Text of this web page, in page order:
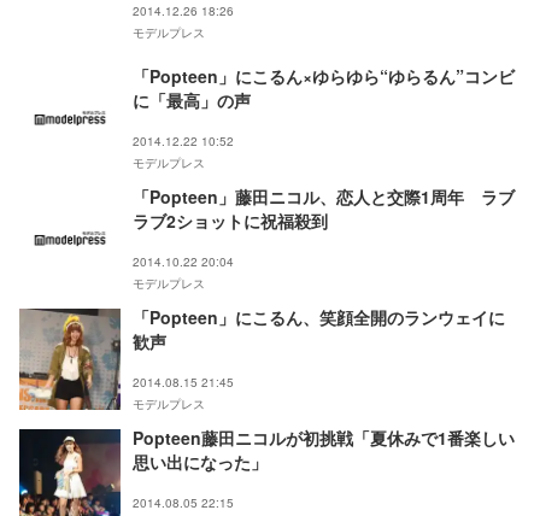
2014.12.26 18:26
モデルプレス
「Popteen」にこるん×ゆらゆら“ゆらるん”コンビ
に「最高」の声
2014.12.22 10:52
モデルプレス
「Popteen」藤田ニコル、恋人と交際1周年 ラブ
ラブ2ショットに祝福殺到
2014.10.22 20:04
モデルプレス
「Popteen」にこるん、笑顔全開のランウェイに
歓声
2014.08.15 21:45
モデルプレス
Popteen藤田ニコルが初挑戦「夏休みで1番楽しい
思い出になった」
2014.08.05 22:15